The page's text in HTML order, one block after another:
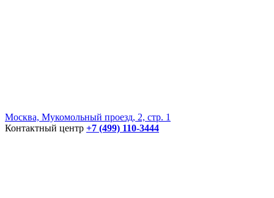
Москва, Мукомольный проезд, 2, стр. 1
Контактный центр +7 (499) 110-3444